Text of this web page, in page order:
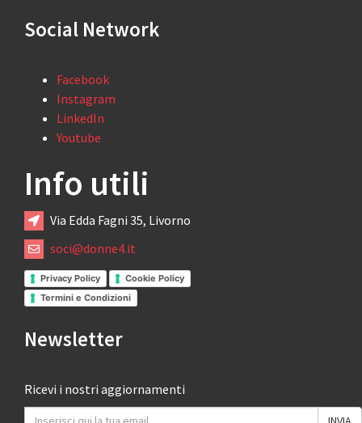
Social Network
Facebook
Instagram
LinkedIn
Youtube
Info utili
Via Edda Fagni 35, Livorno
soci@donne4.it
Privacy Policy
Cookie Policy
Termini e Condizioni
Newsletter
Ricevi i nostri aggiornamenti